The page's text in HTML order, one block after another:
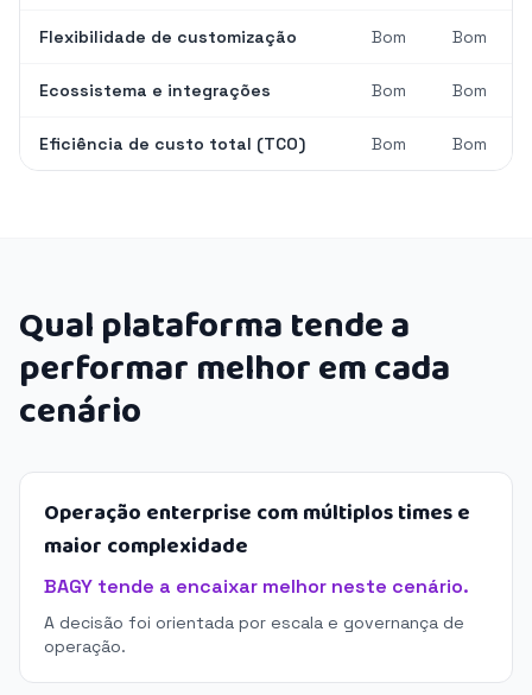
Flexibilidade de customização Bom Bom
Ecossistema e integrações Bom Bom
Eficiência de custo total (TCO) Bom Bom
Qual plataforma tende a
performar melhor em cada
cenário
Operação enterprise com múltiplos times e
maior complexidade
BAGY tende a encaixar melhor neste cenário.
A decisão foi orientada por escala e governança de
operação.